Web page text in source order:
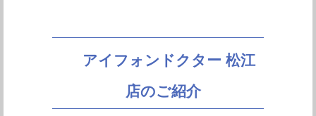
アイフォンドクター 松江
店のご紹介